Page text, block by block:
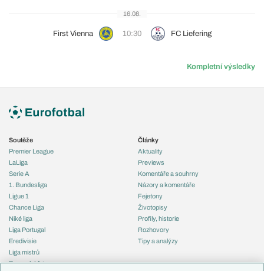
16.08.
First Vienna 10:30 FC Liefering
Kompletní výsledky
Soutěže
Premier League
LaLiga
Serie A
1. Bundesliga
Ligue 1
Chance Liga
Niké liga
Liga Portugal
Eredivisie
Liga mistrů
Evropská liga
Články
Aktuality
Previews
Komentáře a souhrny
Názory a komentáře
Fejetony
Životopisy
Profily, historie
Rozhovory
Tipy a analýzy